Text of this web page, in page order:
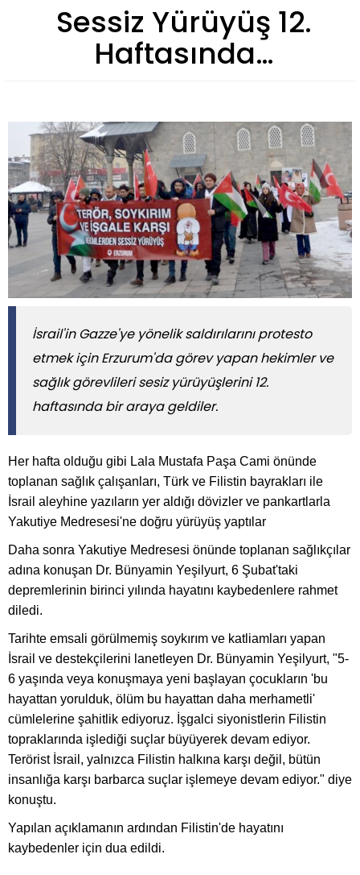
Sessiz Yürüyüş 12.
Haftasında…
İsrail'in Gazze'ye yönelik saldırılarını protesto
etmek için Erzurum'da görev yapan hekimler ve
sağlık görevlileri sesiz yürüyüşlerini 12.
haftasında bir araya geldiler.
Her hafta olduğu gibi Lala Mustafa Paşa Cami önünde
toplanan sağlık çalışanları, Türk ve Filistin bayrakları ile
İsrail aleyhine yazıların yer aldığı dövizler ve pankartlarla
Yakutiye Medresesi'ne doğru yürüyüş yaptılar
Daha sonra Yakutiye Medresesi önünde toplanan sağlıkçılar
adına konuşan Dr. Bünyamin Yeşilyurt, 6 Şubat'taki
depremlerinin birinci yılında hayatını kaybedenlere rahmet
diledi.
Tarihte emsali görülmemiş soykırım ve katliamları yapan
İsrail ve destekçilerini lanetleyen Dr. Bünyamin Yeşilyurt, "5-
6 yaşında veya konuşmaya yeni başlayan çocukların 'bu
hayattan yorulduk, ölüm bu hayattan daha merhametli'
cümlelerine şahitlik ediyoruz. İşgalci siyonistlerin Filistin
topraklarında işlediği suçlar büyüyerek devam ediyor.
Terörist İsrail, yalnızca Filistin halkına karşı değil, bütün
insanlığa karşı barbarca suçlar işlemeye devam ediyor." diye
konuştu.
Yapılan açıklamanın ardından Filistin'de hayatını
kaybedenler için dua edildi.